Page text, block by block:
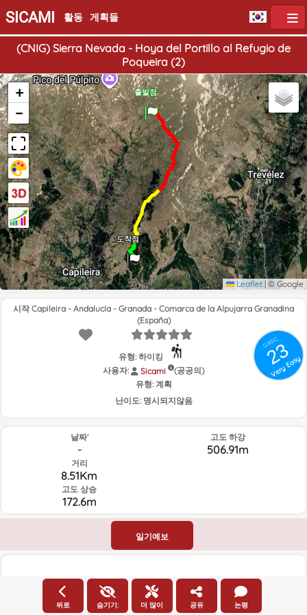
SICAMI 활동 게획들
(CNIG) Sierra Nevada - Hoya del Portillo al Refugio de
Poqueira (2)
출발점
도착점
+
−
Leaflet | © Google
GRSIC
23
Very Easy
시작 Capileira - Andalucía - Granada - Comarca de la Alpujarra Granadina
(España)
유형: 하이킹
사용자:
Sicami
(공공의)
유형: 계획
난이도: 명시되지않음
날짜'
-
거리
8.51Km
고도 상승
172.6m
고도 하강
506.91m
일기예보
고도
뒤로 숨기기: 더 많이 공유 논평